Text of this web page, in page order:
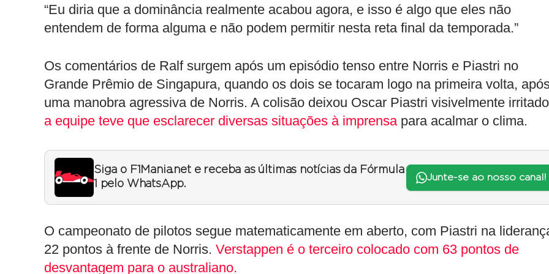
“Eu diria que a dominância realmente acabou agora, e isso é algo que eles não
entendem de forma alguma e não podem permitir nesta reta final da temporada.”
Os comentários de Ralf surgem após um episódio tenso entre Norris e Piastri no
Grande Prêmio de Singapura, quando os dois se tocaram logo na primeira volta,
uma manobra agressiva de Norris. A colisão deixou Oscar Piastri visivelmente
a equipe teve que esclarecer diversas situações à imprensapara acalmar o clima.
Siga o F1Mania.net e receba as últimas notícias da Fórmula
1 pelo WhatsApp.
Junte-se ao nosso canal!
O campeonato de pilotos segue matematicamente em aberto, com Piastri na
22 pontos à frente de Norris. Verstappen é o terceiro colocado com 63 pontos de
desvantagem para o australiano.